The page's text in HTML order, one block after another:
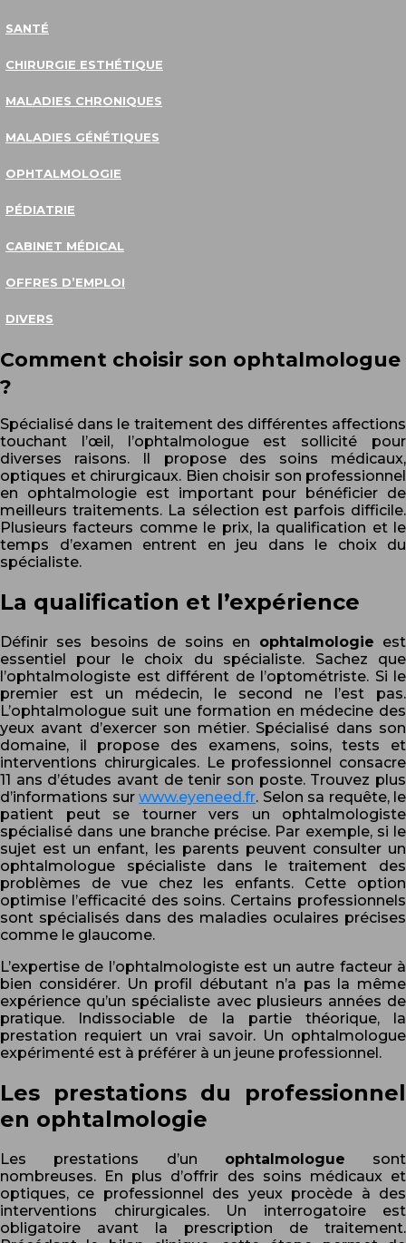
SANTÉ
CHIRURGIE ESTHÉTIQUE
MALADIES CHRONIQUES
MALADIES GÉNÉTIQUES
OPHTALMOLOGIE
PÉDIATRIE
CABINET MÉDICAL
OFFRES D’EMPLOI
DIVERS
Comment choisir son ophtalmologue
?
Spécialisé dans le traitement des différentes affections
touchant l’œil, l’ophtalmologue est sollicité pour
diverses raisons. Il propose des soins médicaux,
optiques et chirurgicaux. Bien choisir son professionnel
en ophtalmologie est important pour bénéficier de
meilleurs traitements. La sélection est parfois difficile.
Plusieurs facteurs comme le prix, la qualification et le
temps d’examen entrent en jeu dans le choix du
spécialiste.
La qualification et l’expérience
Définir ses besoins de soins en ophtalmologie est
essentiel pour le choix du spécialiste. Sachez que
l’ophtalmologiste est différent de l’optométriste. Si le
premier est un médecin, le second ne l’est pas.
L’ophtalmologue suit une formation en médecine des
yeux avant d’exercer son métier. Spécialisé dans son
domaine, il propose des examens, soins, tests et
interventions chirurgicales. Le professionnel consacre
11 ans d’études avant de tenir son poste. Trouvez plus
d’informations sur www.eyeneed.fr. Selon sa requête, le
patient peut se tourner vers un ophtalmologiste
spécialisé dans une branche précise. Par exemple, si le
sujet est un enfant, les parents peuvent consulter un
ophtalmologue spécialiste dans le traitement des
problèmes de vue chez les enfants. Cette option
optimise l’efficacité des soins. Certains professionnels
sont spécialisés dans des maladies oculaires précises
comme le glaucome.
L’expertise de l’ophtalmologiste est un autre facteur à
bien considérer. Un profil débutant n’a pas la même
expérience qu’un spécialiste avec plusieurs années de
pratique. Indissociable de la partie théorique, la
prestation requiert un vrai savoir. Un ophtalmologue
expérimenté est à préférer à un jeune professionnel.
Les prestations du professionnel
en ophtalmologie
Les prestations d’un ophtalmologue sont
nombreuses. En plus d’offrir des soins médicaux et
optiques, ce professionnel des yeux procède à des
interventions chirurgicales. Un interrogatoire est
obligatoire avant la prescription de traitement.